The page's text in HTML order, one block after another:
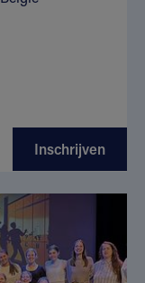
Inschrijven